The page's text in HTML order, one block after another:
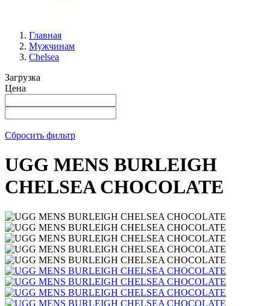
Главная
Мужчинам
Chelsea
Загрузка
Цена
Сбросить фильтр
UGG MENS BURLEIGH
CHELSEA CHOCOLATE